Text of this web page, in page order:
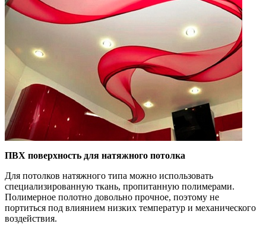
ПВХ поверхность для натяжного потолка
Для потолков натяжного типа можно использовать
специализированную ткань, пропитанную полимерами.
Полимерное полотно довольно прочное, поэтому не
портиться под влиянием низких температур и механического
воздействия.